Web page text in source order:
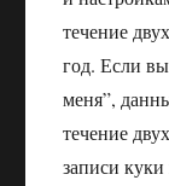
течение
год. Если
меня”,
течение
записи куки